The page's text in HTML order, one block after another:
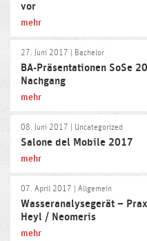
vor
mehr
27. Juni 2017 | Bachelor
BA-Präsentationen SoSe
Nachgang
mehr
08. Juni 2017 | Uncategorized
Salone del Mobile 2017
mehr
07. April 2017 | Allgemein
Wasseranalysegerät –
Heyl / Neomeris
mehr